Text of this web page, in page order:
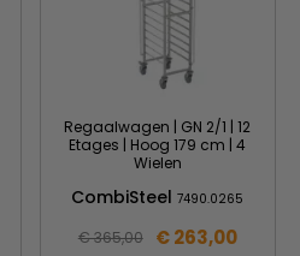
Regaalwagen | GN 2/1 | 12
Etages | Hoog 179 cm | 4
Wielen
CombiSteel7490.0265
€ 365,00 € 263,00